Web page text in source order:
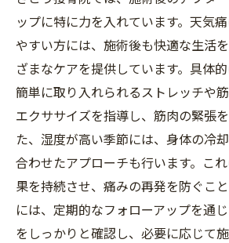
ップに特に力を入れています。天気
やすい方には、施術後も快適な生活
ざまなケアを提供しています。具体
簡単に取り入れられるストレッチや
エクササイズを指導し、筋肉の緊張
た、湿度が高い季節には、身体の冷
合わせたアプローチも行います。こ
果を持続させ、痛みの再発を防ぐこ
には、定期的なフォローアップを通
をしっかりと確認し、必要に応じて